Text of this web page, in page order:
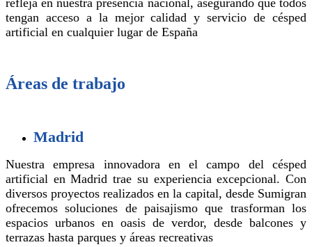
tengan acceso a la mejor calidad y servicio de césped
artificial en cualquier lugar de España
Áreas de trabajo
Madrid
Nuestra empresa innovadora en el campo del césped
artificial en Madrid trae su experiencia excepcional. Con
diversos proyectos realizados en la capital, desde Sumigran
ofrecemos soluciones de paisajismo que trasforman los
espacios urbanos en oasis de verdor, desde balcones y
terrazas hasta parques y áreas recreativas